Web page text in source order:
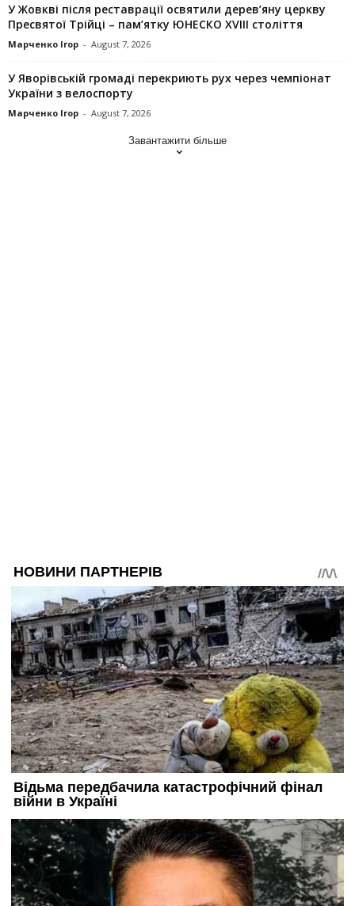
У Жовкві після реставрації освятили дерев’яну церкву
Пресвятої Трійці – пам’ятку ЮНЕСКО XVIII століття
Марченко Ігор - August 7, 2026
У Яворівській громаді перекриють рух через чемпіонат
України з велоспорту
Марченко Ігор - August 7, 2026
Завантажити більше